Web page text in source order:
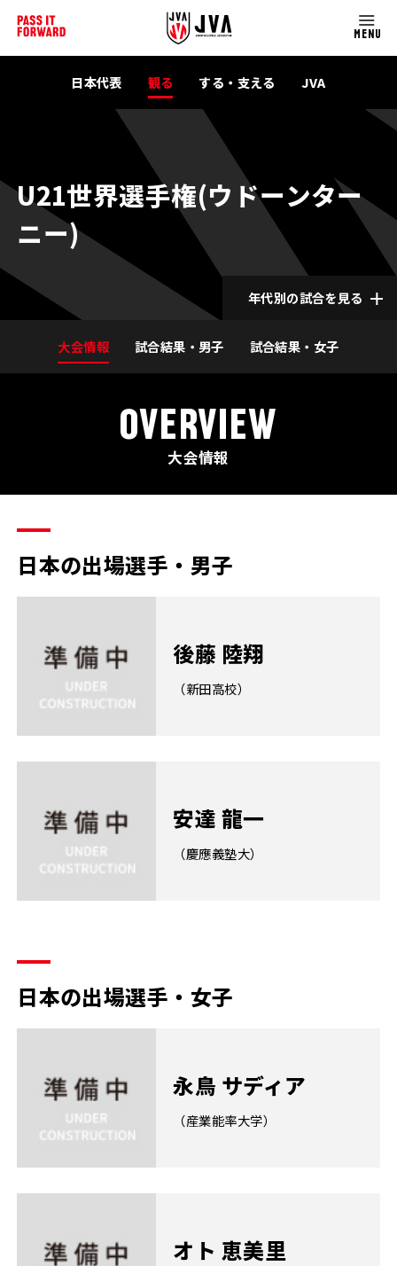
MENU
日本代表 観る する・支える JVA
U21世界選手権(ウドーンター
ニー)
年代別の試合を見る
大会情報 試合結果・男子 試合結果・女子
OVERVIEW
大会情報
日本の出場選手・男子
後藤 陸翔
（新田高校）
安達 龍一
（慶應義塾大）
日本の出場選手・女子
永鳥 サディア
（産業能率大学）
オト 恵美里